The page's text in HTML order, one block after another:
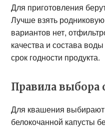
Для приготовления
Лучше взять
вариантов нет,
качества и состава
срок годности продукта.
Правила выбора
Для квашения выбирают
белокочанной капусты